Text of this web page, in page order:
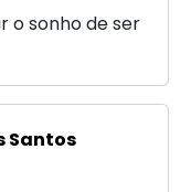
o sonho de ser
Santos